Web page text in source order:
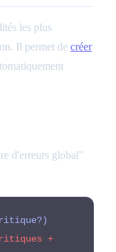
les plus
Il permet de créer
d'erreurs global"
+